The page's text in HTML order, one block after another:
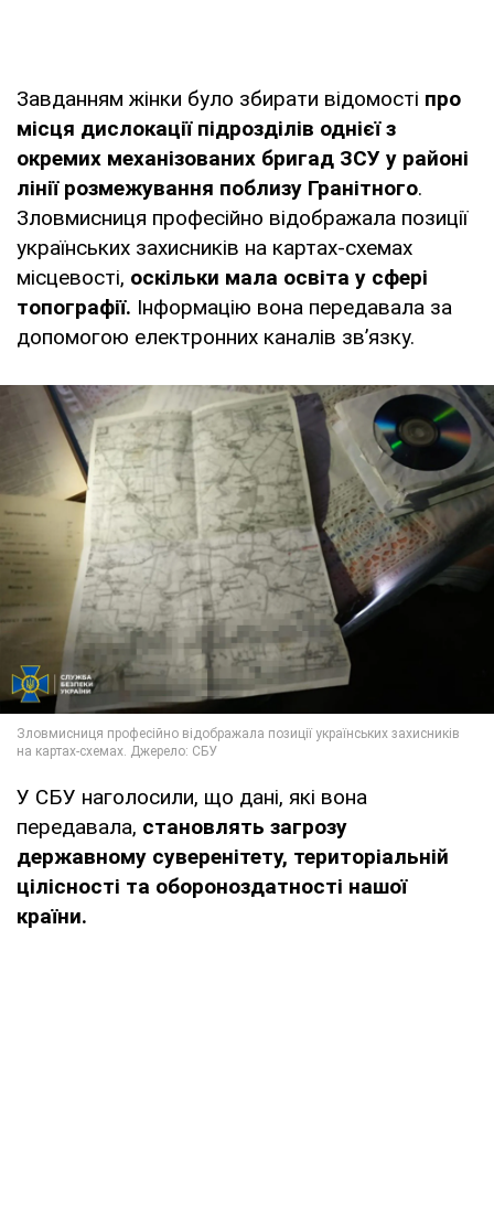
Завданням жінки було збирати відомості про
місця дислокації підрозділів однієї з
окремих механізованих бригад ЗСУ у районі
лінії розмежування поблизу Гранітного.
Зловмисниця професійно відображала позиції
українських захисників на картах-схемах
місцевості, оскільки мала освіта у сфері
топографії. Інформацію вона передавала за
допомогою електронних каналів зв’язку.
У СБУ наголосили, що дані, які вона
передавала, становлять загрозу
державному суверенітету, територіальній
цілісності та обороноздатності нашої
країни.